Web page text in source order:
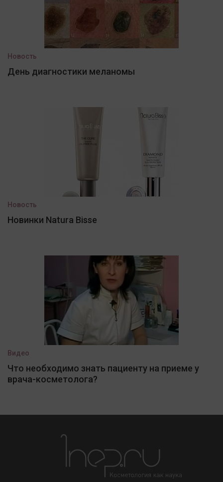
Новость
День диагностики меланомы
Новость
Новинки Natura Bisse
Видео
Что необходимо знать пациенту на приеме у
врача-косметолога?